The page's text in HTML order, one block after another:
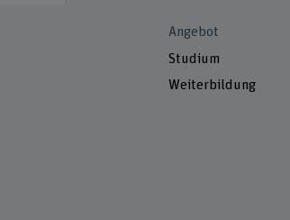
Angebot
Studium
Weiterbildung